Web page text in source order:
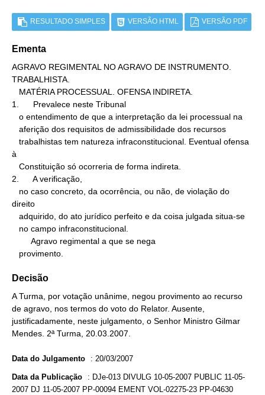
RESULTADO SIMPLES VERSÃO HTML VERSÃO PDF
Ementa
AGRAVO REGIMENTAL NO AGRAVO DE INSTRUMENTO.
TRABALHISTA.
1.      Prevalece neste Tribunal
à
2.      A verificação,
direito
   provimento.
Decisão
A Turma, por votação unânime, negou provimento ao recurso
de agravo, nos termos do voto do Relator. Ausente,
justificadamente, neste julgamento, o Senhor Ministro Gilmar
Mendes. 2ª Turma, 20.03.2007.
Data do Julgamento : 20/03/2007
Data da Publicação : DJe-013 DIVULG 10-05-2007 PUBLIC 11-05-
2007 DJ 11-05-2007 PP-00094 EMENT VOL-02275-23 PP-04630